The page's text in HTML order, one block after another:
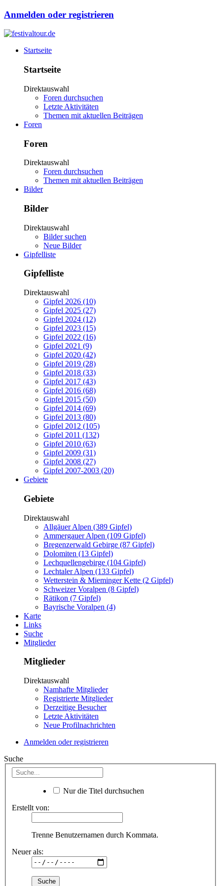
Anmelden oder registrieren
Startseite
Startseite
Direktauswahl
Foren durchsuchen
Letzte Aktivitäten
Themen mit aktuellen Beiträgen
Foren
Foren
Direktauswahl
Foren durchsuchen
Themen mit aktuellen Beiträgen
Bilder
Bilder
Direktauswahl
Bilder suchen
Neue Bilder
Gipfelliste
Gipfelliste
Direktauswahl
Gipfel 2026 (10)
Gipfel 2025 (27)
Gipfel 2024 (12)
Gipfel 2023 (15)
Gipfel 2022 (16)
Gipfel 2021 (9)
Gipfel 2020 (42)
Gipfel 2019 (28)
Gipfel 2018 (33)
Gipfel 2017 (43)
Gipfel 2016 (68)
Gipfel 2015 (50)
Gipfel 2014 (69)
Gipfel 2013 (80)
Gipfel 2012 (105)
Gipfel 2011 (132)
Gipfel 2010 (63)
Gipfel 2009 (31)
Gipfel 2008 (27)
Gipfel 2007-2003 (20)
Gebiete
Gebiete
Direktauswahl
Allgäuer Alpen (389 Gipfel)
Ammergauer Alpen (109 Gipfel)
Bregenzerwald Gebirge (87 Gipfel)
Dolomiten (13 Gipfel)
Lechquellengebirge (104 Gipfel)
Lechtaler Alpen (133 Gipfel)
Wetterstein & Mieminger Kette (2 Gipfel)
Schweizer Voralpen (8 Gipfel)
Rätikon (7 Gipfel)
Bayrische Voralpen (4)
Karte
Links
Suche
Mitglieder
Mitglieder
Direktauswahl
Namhafte Mitglieder
Registrierte Mitglieder
Derzeitige Besucher
Letzte Aktivitäten
Neue Profilnachrichten
Anmelden oder registrieren
Suche
Nur die Titel durchsuchen
Erstellt von:
Trenne Benutzernamen durch Kommata.
Neuer als: